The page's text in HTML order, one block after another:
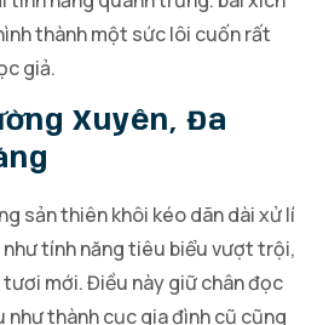
thành một sức lôi cuốn rất
giả.
Xuyên, Đa
sản thiên khôi kéo dãn dài xử lí
như tính năng tiêu biểu vượt trội,
mới. Điều này giữ chân đọc
như thành cục gia đình cũ cũng